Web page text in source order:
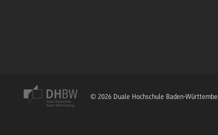
© 2026 Duale Hochschule Baden-